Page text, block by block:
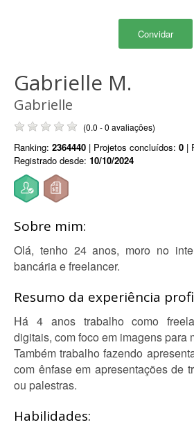
Convidar
Gabrielle M.
Gabrielle
(0.0 - 0 avaliações)
Ranking: 2364440 | Projetos concluídos: 0 |
Registrado desde: 10/10/2024
Sobre mim:
Olá, tenho 24 anos, moro no
bancária e freelancer.
Resumo da experiência
Há 4 anos trabalho como
digitais, com foco em imagens para
Também trabalho fazendo
com ênfase em apresentações de
ou palestras.
Habilidades: